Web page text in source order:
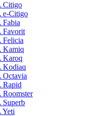
Citigo
e-Citigo
Fabia
Favorit
Felicia
Kamiq
Karoq
Kodiaq
Octavia
Rapid
Roomster
Superb
Yeti